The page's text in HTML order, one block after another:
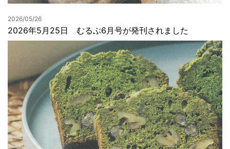
2026/05/26
2026年5月25日 むるぶ6月号が発刊されました